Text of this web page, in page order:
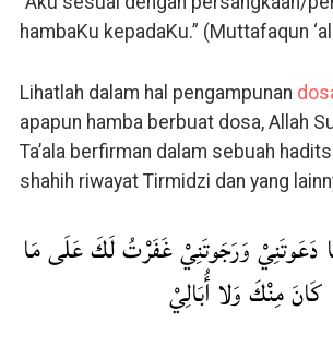
hambaKu kepadaKu.” (Muttafaqun
Lihatlah dalam hal pengampunan
apapun hamba berbuat dosa, Allah
Ta’ala berfirman dalam sebuah
shahih riwayat Tirmidzi dan yang
دَعَوتَنِيْ وَرَجَوتَنِيْ غَفَرْتُ لَكَ عَلَى مَا
كَانَ مِنْكَ وَلا أُبَالِيْ